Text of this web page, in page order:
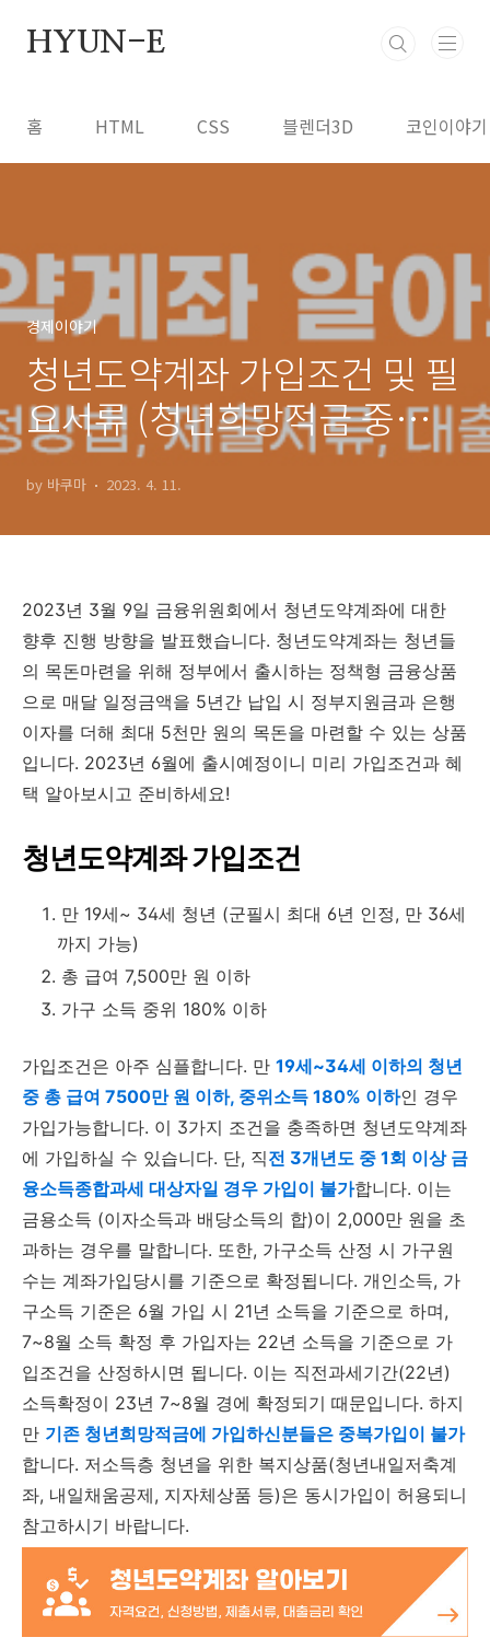
HYUN-E
홈 HTML CSS 블렌더3D 코인이야기
경제이야기
청년도약계좌 가입조건 및 필
요서류 (청년희망적금 중복여
부)
by 바쿠마 2023. 4. 11.
2023년 3월 9일 금융위원회에서 청년도약계좌에 대한
향후 진행 방향을 발표했습니다. 청년도약계좌는 청년들
의 목돈마련을 위해 정부에서 출시하는 정책형 금융상품
으로 매달 일정금액을 5년간 납입 시 정부지원금과 은행
이자를 더해 최대 5천만 원의 목돈을 마련할 수 있는 상품
입니다. 2023년 6월에 출시예정이니 미리 가입조건과 혜
택 알아보시고 준비하세요!
청년도약계좌 가입조건
만 19세~ 34세 청년 (군필시 최대 6년 인정, 만 36세
까지 가능)
총 급여 7,500만 원 이하
가구 소득 중위 180% 이하
가입조건은 아주 심플합니다. 만 19세~34세 이하의 청년
중 총 급여 7500만 원 이하, 중위소득 180% 이하인 경우
가입가능합니다. 이 3가지 조건을 충족하면 청년도약계좌
에 가입하실 수 있습니다. 단, 직전 3개년도 중 1회 이상 금
융소득종합과세 대상자일 경우 가입이 불가합니다. 이는
금용소득 (이자소득과 배당소득의 합)이 2,000만 원을 초
과하는 경우를 말합니다. 또한, 가구소득 산정 시 가구원
수는 계좌가입당시를 기준으로 확정됩니다. 개인소득, 가
구소득 기준은 6월 가입 시 21년 소득을 기준으로 하며,
7~8월 소득 확정 후 가입자는 22년 소득을 기준으로 가
입조건을 산정하시면 됩니다. 이는 직전과세기간(22년)
소득확정이 23년 7~8월 경에 확정되기 때문입니다. 하지
만 기존 청년희망적금에 가입하신분들은 중복가입이 불가
합니다. 저소득층 청년을 위한 복지상품(청년내일저축계
좌, 내일채움공제, 지자체상품 등)은 동시가입이 허용되니
참고하시기 바랍니다.